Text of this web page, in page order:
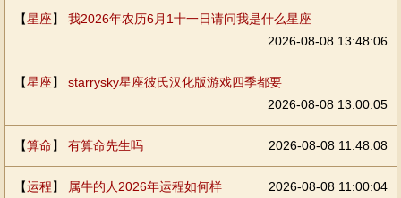
【星座】 我2026年农历6月1十一日请问我是什么星座
2026-08-08 13:48:06
【星座】 starrysky星座彼氏汉化版游戏四季都要
2026-08-08 13:00:05
【算命】 有算命先生吗 2026-08-08 11:48:08
【运程】 属牛的人2026年运程如何样 2026-08-08 11:00:04